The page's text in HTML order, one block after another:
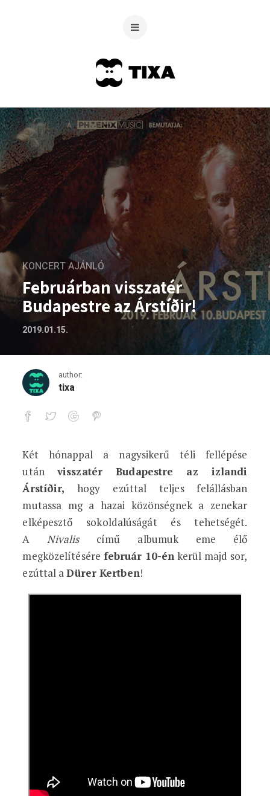
KONCERT AJÁNLÓ
Februárban visszatér
Budapestre az Árstíðir!
2019.01.15.
author:
tixa
Februárban visszatér Budapestre az
Két hónappal a nagysikerű téli fellépése
utánvisszatér Budapestre az izlandi
Árstíðir, hogy ezúttal teljes felállásban
mutassa mg a hazai közönségnek a zenekar
elképesztő sokoldalúságát és tehetségét.
ANivaliscímű albumuk eme élő
megközelítésére február 10-én kerül majd sor,
ezúttal aDürer Kertben!